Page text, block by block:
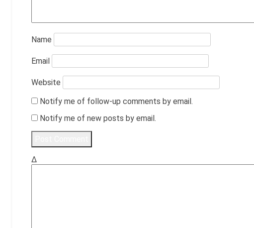
Name
Email
Website
Notify me of follow-up comments by email.
Notify me of new posts by email.
Δ